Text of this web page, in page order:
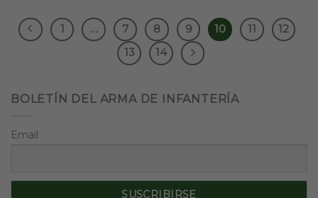
1 … 7 8 9 10 11
12
13
14
BOLETÍN DEL ARMA DE INFANTERÍA
Email